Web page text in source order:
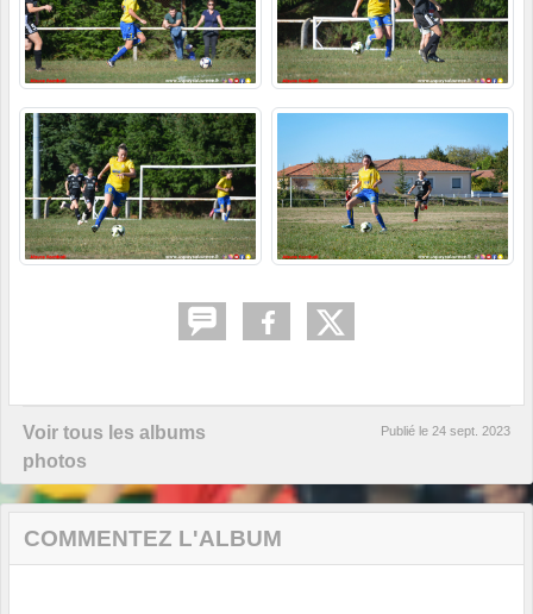
Voir tous les albums
photos
Publié le 24 sept. 2023
COMMENTEZ L'ALBUM